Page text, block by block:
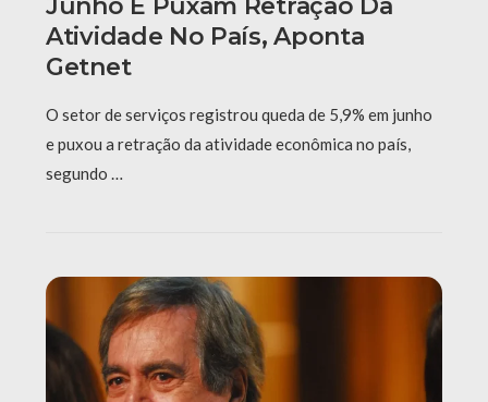
Junho E Puxam Retração Da
Atividade No País, Aponta
Getnet
O setor de serviços registrou queda de 5,9% em junho
e puxou a retração da atividade econômica no país,
segundo …